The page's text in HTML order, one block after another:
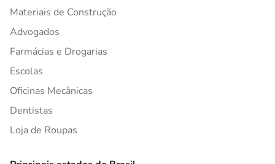
Materiais de Construção
Advogados
Farmácias e Drogarias
Escolas
Oficinas Mecânicas
Dentistas
Loja de Roupas